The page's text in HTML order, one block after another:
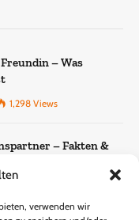
verwenden wir
– Was
1,298 Views
– Fakten &